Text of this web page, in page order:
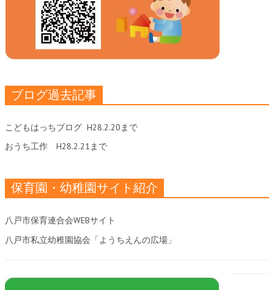
ブログ過去記事
こどもはっちブログ H28.2.20まで
おうち工作 H28.2.21まで
保育園・幼稚園サイト紹介
八戸市保育連合会WEBサイト
八戸市私立幼稚園協会「ようちえんの広場」